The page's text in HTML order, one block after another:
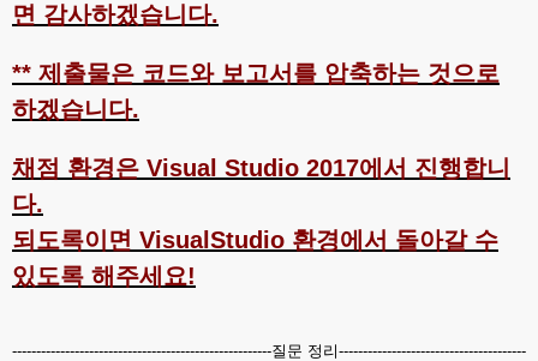
면 감사하겠습니다.
** 제출물은 코드와 보고서를 압축하는 것으로
하겠습니다.
채점 환경은 Visual Studio 2017에서 진행합니
다.
되도록이면 VisualStudio 환경에서 돌아갈 수
있도록 해주세요!
------------------------------------------------------질문 정리---------------------------------------